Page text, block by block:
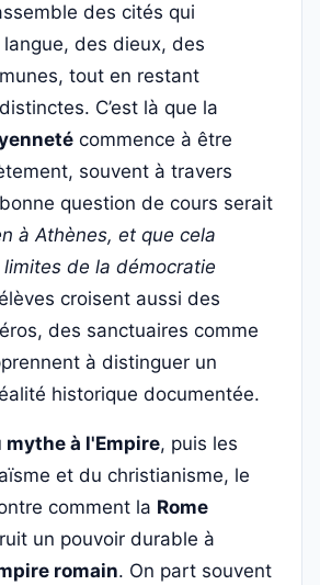
des cités qui
des dieux, des
tout en restant
C’est là que la
commence à être
souvent à travers
question de cours serait
à Athènes, et que cela
de la démocratie
croisent aussi des
des sanctuaires comme
à distinguer un
historique documentée.
mythe à l'Empire, puis les
et du christianisme, le
comment la Rome
un pouvoir durable à
romain. On part souvent